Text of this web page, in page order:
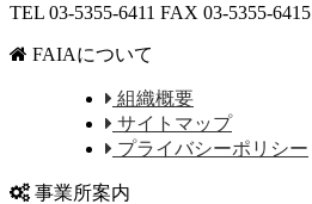
TEL 03-5355-6411 FAX 03-5355-6415
FAIAについて
組織概要
サイトマップ
プライバシーポリシー
事業所案内